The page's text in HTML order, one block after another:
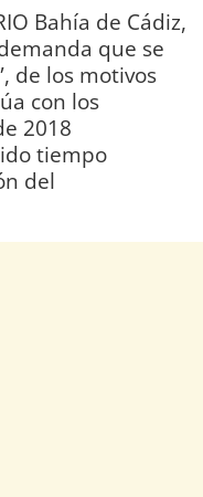
Bahía de Cádiz,
que se
de los motivos
con los
2018
tiempo
del